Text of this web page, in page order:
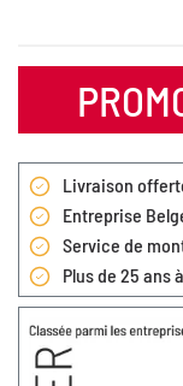
Livraison
Entreprise
Service de
Plus de 25 ans